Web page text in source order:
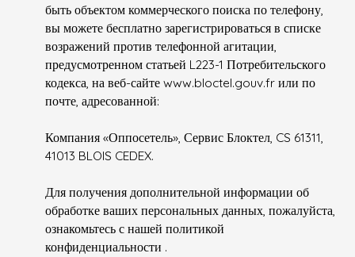
быть объектом коммерческого поиска по телефону,
вы можете бесплатно зарегистрироваться в списке
возражений против телефонной агитации,
предусмотренном статьей L223-1 Потребительского
кодекса, на веб-сайте www.bloctel.gouv.fr или по
почте, адресованной:
Компания «Оппосетель», Сервис Блоктел, CS 61311,
41013 BLOIS CEDEX.
Для получения дополнительной информации об
обработке ваших персональных данных, пожалуйста,
ознакомьтесь с нашей политикой
конфиденциальности .